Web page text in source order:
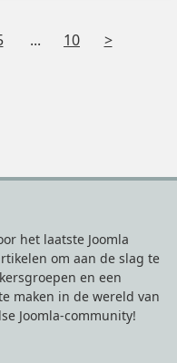
... Tussenliggende
10
V
e
d
e
het laatste Joomla
om aan de slag te
en een
maken in de wereld van
Joomla-community!